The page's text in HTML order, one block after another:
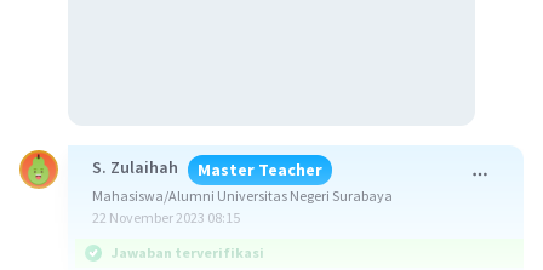
S. Zulaihah Master Teacher
Mahasiswa/Alumni Universitas Negeri Surabaya
22 November 2023 08:15
Jawaban terverifikasi